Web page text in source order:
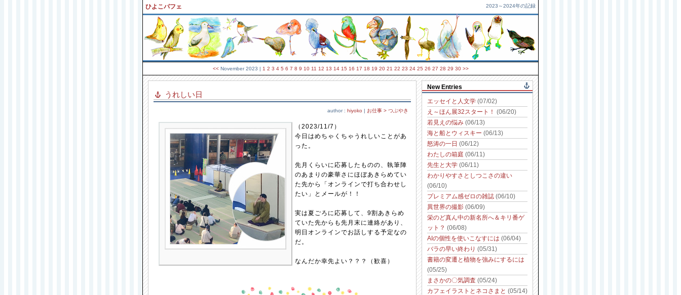
ひよこパフェ 2023～2024年の記録
<< November 2023 | 1 2 3 4 5 6 7 8 9 10 11 12 13 14 15 16 17 18 19 20 21 22 23 24 25 26 27 28 29 30 >>
うれしい日
author : hiyoko | お仕事 > つぶやき
（2023/11/7）
今日はめちゃくちゃうれしいことがあ
った。
先月くらいに応募したものの、執筆陣
のあまりの豪華さにほぼあきらめてい
た先から「オンラインで打ち合わせし
たい」とメールが！！
実は夏ごろに応募して、9割あきらめ
ていた先からも先月末に連絡があり、
明日オンラインでお話しする予定なの
だ。
なんだか幸先よい？？？（歓喜）
New Entries
エッセイと人文学 (07/02)
え～ほん展32スタート！
(06/20)
若見えの悩み (06/13)
海と船とウィスキー (06/13)
怒涛の一日 (06/12)
わたしの箱庭 (06/11)
先生と大学 (06/11)
わかりやすさとしつこさの違い
(06/10)
プレミアム感ゼロの雑誌 (06/10)
異世界の撮影 (06/09)
栄のど真ん中の新名所へ＆キリ番ゲ
ット？ (06/08)
AIの個性を使いこなすには (06/04)
バラの早い終わり (05/31)
書籍の変遷と植物を強みにするには
(05/25)
まさかの〇気調査 (05/24)
カフェイラストとネコさまと (05/14)